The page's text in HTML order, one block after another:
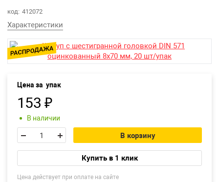
код: 412072
Характеристики
Цена за упак
153 ₽
В наличии
В корзину
Купить в 1 клик
Цена действует при оплате на сайте
Возврат товара
Екатеринбург